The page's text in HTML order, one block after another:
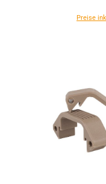
Preise